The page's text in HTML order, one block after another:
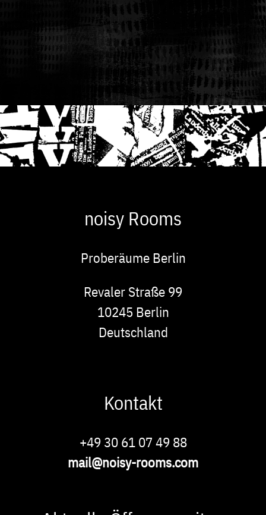
noisy Rooms
Proberäume Berlin
Revaler Straße 99
10245 Berlin
Deutschland
Kontakt
+49 30 61 07 49 88
mail@noisy-rooms.com